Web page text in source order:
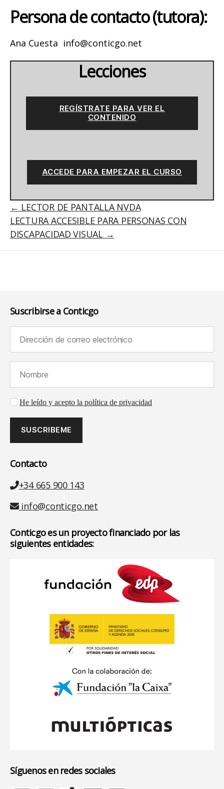
Persona de contacto (tutora):
Ana Cuesta info@conticgo.net
Lecciones
REGÍSTRATE PARA VER EL
CONTENIDO
ACCEDE PARA EMPEZAR EL CURSO
LECTOR DE PANTALLA NVDA
LECTURA ACCESIBLE PARA PERSONAS CON
DISCAPACIDAD VISUAL
Suscribirse a Conticgo
Aceptación de la política de privacidad
He leído y acepto la política de privacidad
Contacto
Teléfono
+34 665 900 143
Email
info@conticgo.net
Conticgo es un proyecto financiado por las
siguientes entidades:
Síguenos en redes sociales